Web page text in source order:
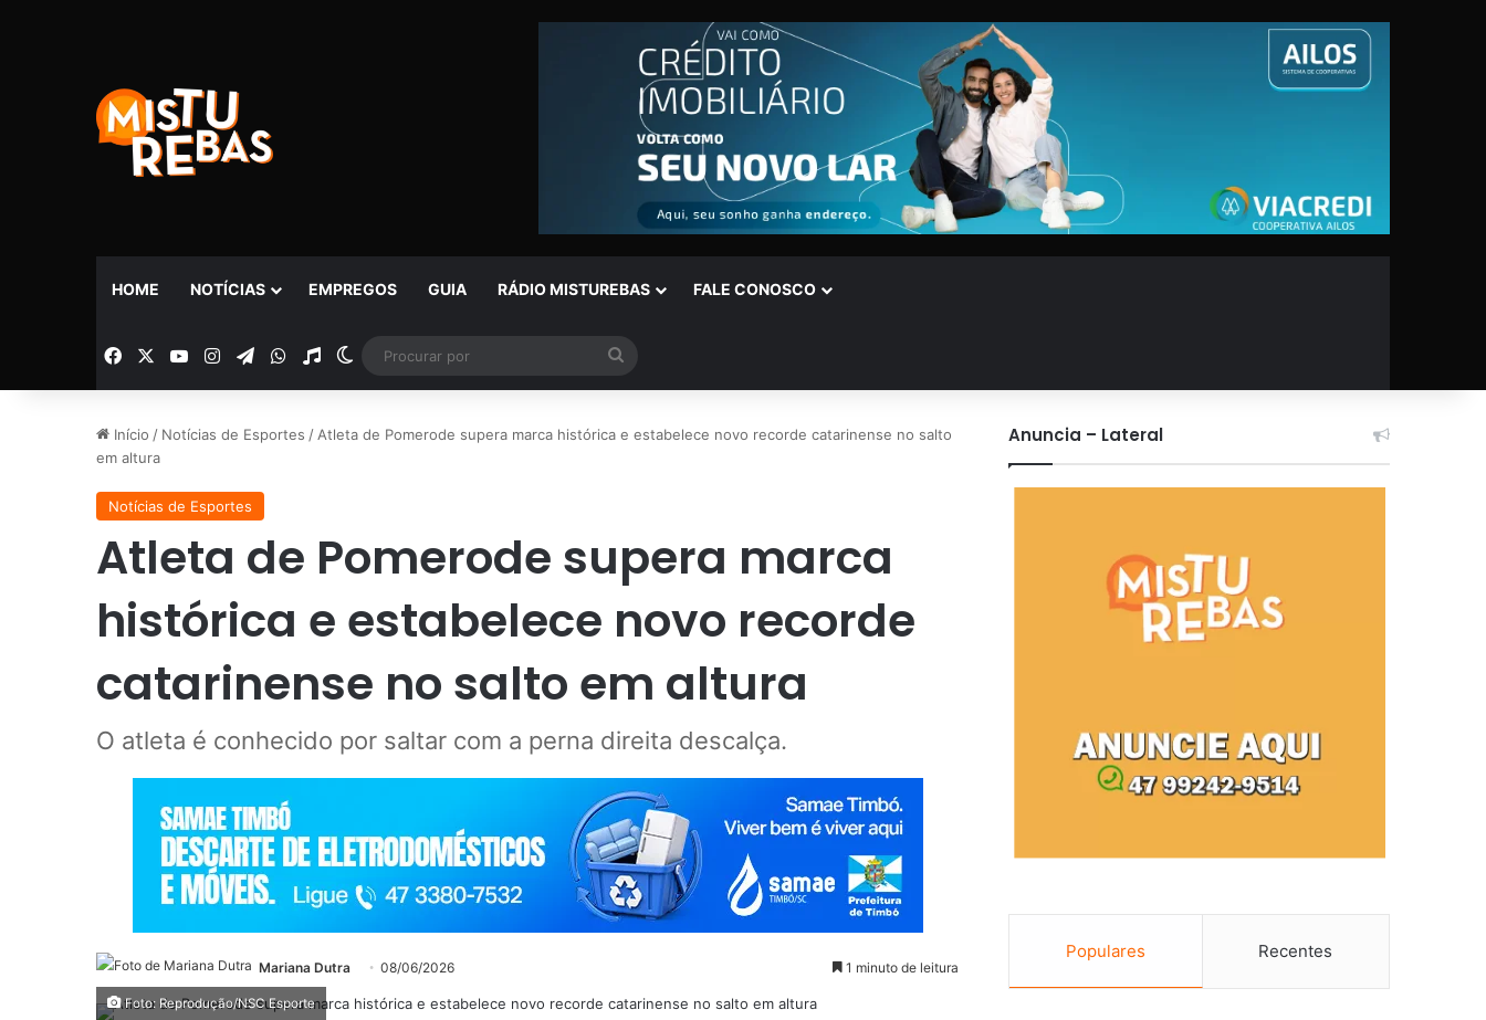
HOME NOTÍCIAS EMPREGOS GUIA RÁDIO MISTUREBAS FALE CONOSCO
Facebook YouTubeInstagramTelegramWhatsApp
Rádio Switch skin
por
Início / Notícias de Esportes / Atleta de Pomerode supera marca histórica e estabelece novo recorde catarinense no salto
em altura
Notícias de Esportes
Atleta de Pomerode supera marca
histórica e estabelece novo recorde
catarinense no salto em altura
O atleta é conhecido por saltar com a perna direita descalça.
Mariana Dutra 08/06/2026 1 minuto de leitura
Foto: Reprodução/NSC Esporte
Anuncia – Lateral
Populares Recentes